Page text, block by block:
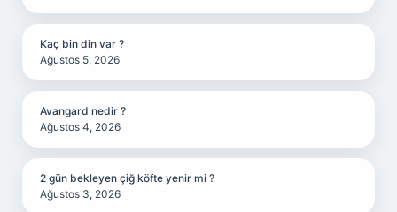
Kaç bin din var ?
Ağustos 5, 2026
Avangard nedir ?
Ağustos 4, 2026
2 gün bekleyen çiğ köfte yenir mi ?
Ağustos 3, 2026